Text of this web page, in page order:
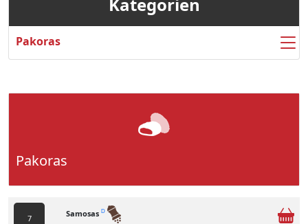
Pakoras
Pakoras
7 Samosas D